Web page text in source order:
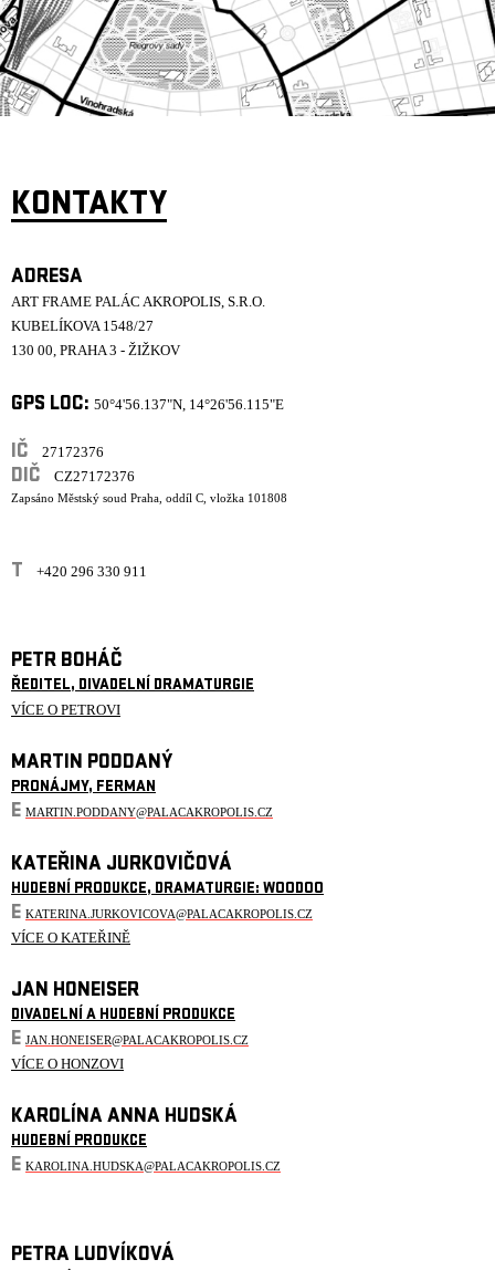
KONTAKTY
ADRESA
ART FRAME PALÁC AKROPOLIS, S.R.O.
KUBELÍKOVA 1548/27
130 00, PRAHA 3 - ŽIŽKOV
GPS LOC: 50°4'56.137"N, 14°26'56.115"E
IČ 27172376
DIČ CZ27172376
Zapsáno Městský soud Praha, oddíl C, vložka 101808
T +420 296 330 911
PETR BOHÁČ
ŘEDITEL, DIVADELNÍ DRAMATURGIE
VÍCE O PETROVI
MARTIN PODDANÝ
PRONÁJMY, FERMAN
E MARTIN.PODDANY@PALACAKROPOLIS.CZ
KATEŘINA JURKOVIČOVÁ
HUDEBNÍ PRODUKCE, DRAMATURGIE: WOODOO
E KATERINA.JURKOVICOVA@PALACAKROPOLIS.CZ
VÍCE O KATEŘINĚ
JAN HONEISER
DIVADELNÍ A HUDEBNÍ PRODUKCE
E JAN.HONEISER@PALACAKROPOLIS.CZ
VÍCE O HONZOVI
KAROLÍNA ANNA HUDSKÁ
HUDEBNÍ PRODUKCE
E KAROLINA.HUDSKA@PALACAKROPOLIS.CZ
PETRA LUDVÍKOVÁ